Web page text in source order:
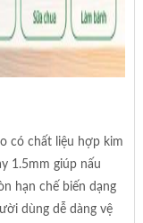
có chất liệu hợp kim
1.5mm giúp nấu
hạn chế biến dạng
dùng dễ dàng vệ